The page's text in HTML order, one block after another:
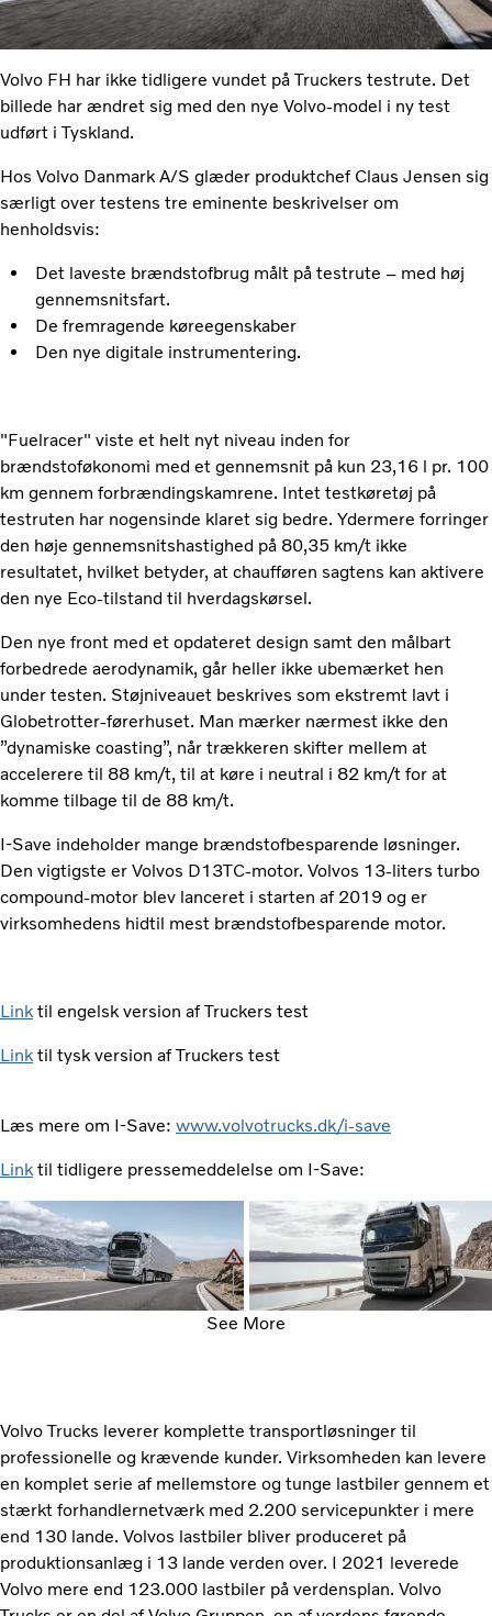
Volvo FH har ikke tidligere vundet på Truckers testrute. Det
billede har ændret sig med den nye Volvo-model i ny test
udført i Tyskland.
Hos Volvo Danmark A/S glæder produktchef Claus Jensen sig
særligt over testens tre eminente beskrivelser om
henholdsvis:
Det laveste brændstofbrug målt på testrute – med høj
gennemsnitsfart.
De fremragende køreegenskaber
Den nye digitale instrumentering.
"Fuelracer" viste et helt nyt niveau inden for
brændstoføkonomi med et gennemsnit på kun 23,16 l pr. 100
km gennem forbrændingskamrene. Intet testkøretøj på
testruten har nogensinde klaret sig bedre. Ydermere forringer
den høje gennemsnitshastighed på 80,35 km/t ikke
resultatet, hvilket betyder, at chaufføren sagtens kan aktivere
den nye Eco-tilstand til hverdagskørsel.
Den nye front med et opdateret design samt den målbart
forbedrede aerodynamik, går heller ikke ubemærket hen
under testen. Støjniveauet beskrives som ekstremt lavt i
Globetrotter-førerhuset. Man mærker nærmest ikke den
”dynamiske coasting”, når trækkeren skifter mellem at
accelerere til 88 km/t, til at køre i neutral i 82 km/t for at
komme tilbage til de 88 km/t.
I-Save indeholder mange brændstofbesparende løsninger.
Den vigtigste er Volvos D13TC-motor. Volvos 13-liters turbo
compound-motor blev lanceret i starten af 2019 og er
virksomhedens hidtil mest brændstofbesparende motor.
Link til engelsk version af Truckers test
Link til tysk version af Truckers test
Læs mere om I-Save: www.volvotrucks.dk/i-save
Link til tidligere pressemeddelelse om I-Save:
See More
Volvo Trucks leverer komplette transportløsninger til
professionelle og krævende kunder. Virksomheden kan levere
en komplet serie af mellemstore og tunge lastbiler gennem et
stærkt forhandlernetværk med 2.200 servicepunkter i mere
end 130 lande. Volvos lastbiler bliver produceret på
produktionsanlæg i 13 lande verden over. I 2021 leverede
Volvo mere end 123.000 lastbiler på verdensplan. Volvo